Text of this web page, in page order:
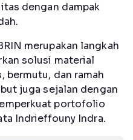
dengan dampak
merupakan langkah
solusi material
bermutu, dan ramah
juga sejalan dengan
portofolio
Indrieffouny Indra.